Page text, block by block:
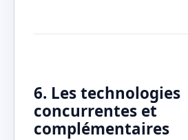
6. Les technologies
concurrentes et
complémentaires